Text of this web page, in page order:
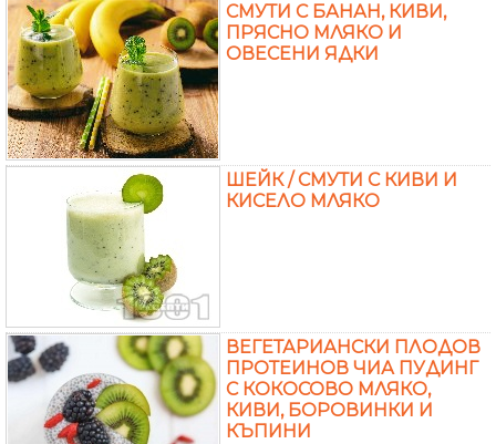
СМУТИ С БАНАН, КИВИ,
ПРЯСНО МЛЯКО И
ОВЕСЕНИ ЯДКИ
ШЕЙК / СМУТИ С КИВИ И
КИСЕЛО МЛЯКО
ВЕГЕТАРИАНСКИ ПЛОДОВ
ПРОТЕИНОВ ЧИА ПУДИНГ
С КОКОСОВО МЛЯКО,
КИВИ, БОРОВИНКИ И
КЪПИНИ